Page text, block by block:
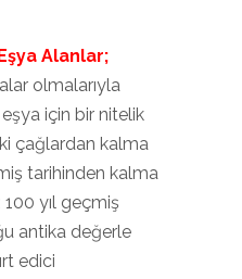
Alanlar;
olmalarıyla
için bir nitelik
çağlardan kalma
tarihinden kalma
yıl geçmiş
antika değerle
edici